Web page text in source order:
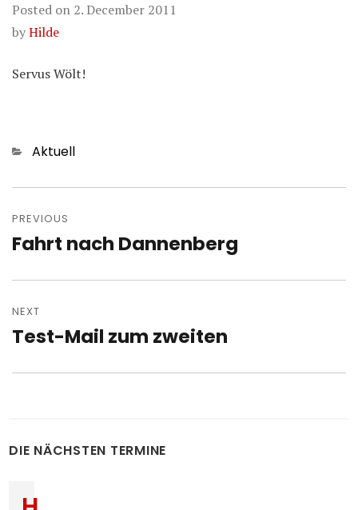
Posted on 2. December 2011
byHilde
Servus Wölt!
Categories
Aktuell
navigation
PREVIOUS
Previous
Fahrt nach Dannenberg
NEXT
Next
Test-Mail zum zweiten
DIE NÄCHSTEN TERMINE